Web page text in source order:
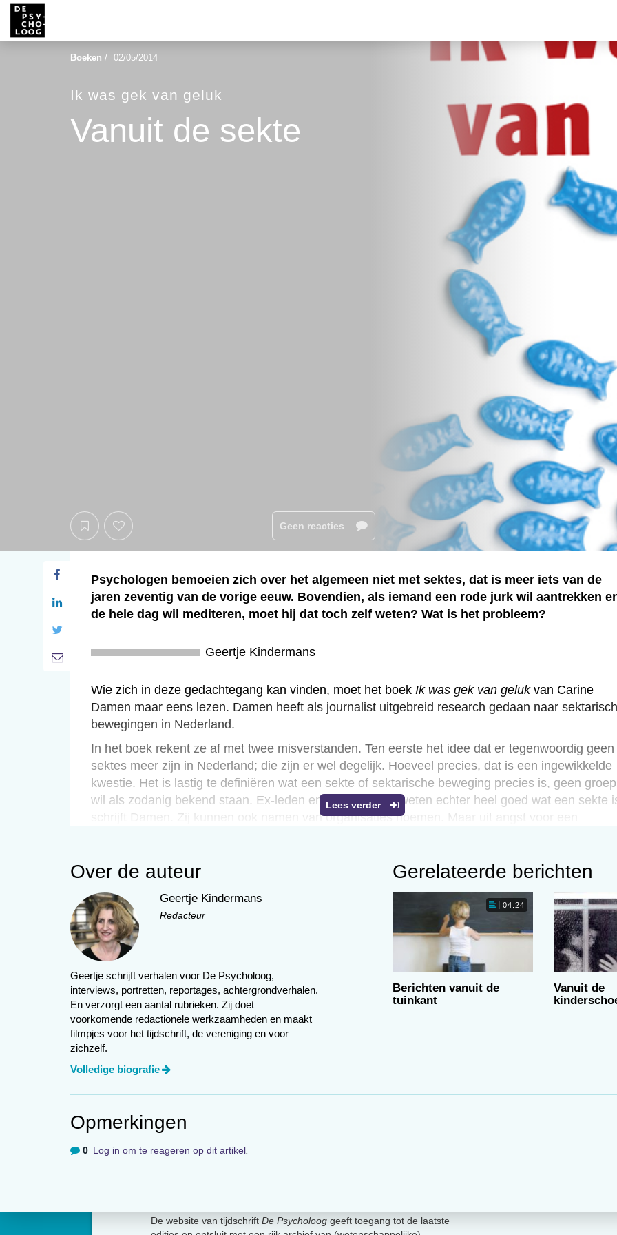
Boeken / 02/05/2014
Ik was gek van geluk
Vanuit de sekte
Geen reacties
Lees verder
Psychologen bemoeien zich over het algemeen niet met sektes, dat is meer iets van de
jaren zeventig van de vorige eeuw. Bovendien, als iemand een rode jurk wil aantrekken
de hele dag wil mediteren, moet hij dat toch zelf weten? Wat is het probleem?
Geertje Kindermans
Wie zich in deze gedachtegang kan vinden, moet het boek Ik was gek van gelukvan Carine
Damen maar eens lezen. Damen heeft als journalist uitgebreid research gedaan naar
bewegingen in Nederland.
In het boek rekent ze af met twee misverstanden. Ten eerste het idee dat er tegenwoordig geen
sektes meer zijn in Nederland; die zijn er wel degelijk. Hoeveel precies, dat is een ingewikkelde
kwestie. Het is lastig te definiëren wat een sekte of sektarische beweging precies is, geen groep
wil als zodanig bekend staan. Ex-leden en deskundigen weten echter heel goed wat een sekte
schrijft Damen. Zij kunnen ook namen van organisaties noemen. Maar uit angst voor een
Gevaar
Een sekte kan gedefinieerd worden als een scherp van de maatschappij afwijkende religieuze
groepering met een zeer eigen mening en gedrag. De sekte ziet zich geroepen om de
maatschappij in de door haar gewenste richting te veranderen.
Niet elke sekte is gevaarlijk, aanstootgevend of grensoverschrijdend, die laatste zijn een
minderheid, maar ze trekken veel aandacht. Hoewel sektes gemeenschappelijke kenmerken
hebben, kunnen ze uiteenlopende vormen aannemen. Neem de samenwonende broers en
in het Friese Minnertsga die in het nieuws kwamen nadat een van de broers dood in bed was
onwaarschijnlijk verhaal. Volgens Damen zou hier sprake zijn van een huiselijke sekte.
van Veiligheid en Justitie de schadelijkheid van sektarische bewegingen onderzocht, schat dat
er enkele honderden zijn.
In haar boek beschrijft Damen acht uiteenlopende sektarische bewegingen, zoals christelijke
maar het lijkt erop dat de beweging is doorgegaan onder een aantal andere namen.) De groep
rond Sonja de Vries (vergelijkbaar met de beweging rond Jomanda), de Indiase Goeroe Sai
Over de auteur
Geertje Kindermans
Redacteur
Geertje schrijft verhalen voor De Psycholoog,
interviews, portretten, reportages, achtergrondverhalen.
En verzorgt een aantal rubrieken. Zij doet
voorkomende redactionele werkzaamheden en maakt
filmpjes voor het tijdschrift, de vereniging en voor
zichzelf.
Volledige biografie
Gerelateerde berichten
04:24
Berichten vanuit de
tuinkant
Vanuit de
Opmerkingen
0 Log in om te reageren op dit artikel
De website van tijdschrift De Psycholoog geeft toegang tot de laatste